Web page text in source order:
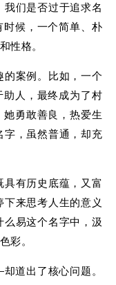
们是否过于追求名
时候，一个简单、朴
性格。
案例。比如，一个
助人，最终成为了村
她勇敢善良，热爱生
字，虽然普通，却充
有历史底蕴，又富
来思考人生的意义
易这个名字中，汲
彩。
道出了核心问题。